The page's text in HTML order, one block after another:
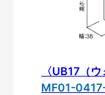
〈UB17（
MF01-